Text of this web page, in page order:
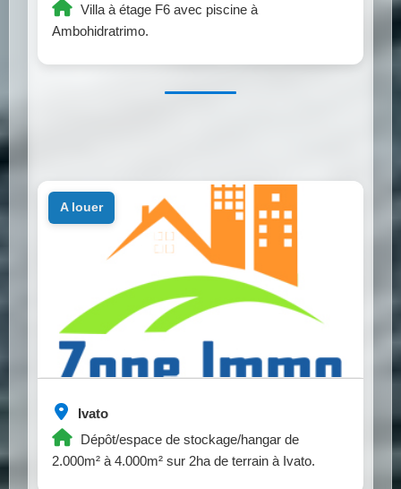
Villa à étage F6 avec piscine à
Ambohidratrimo.
Ivato
Dépôt/espace de stockage/hangar de
2.000m² à 4.000m² sur 2ha de terrain à Ivato.
a louer